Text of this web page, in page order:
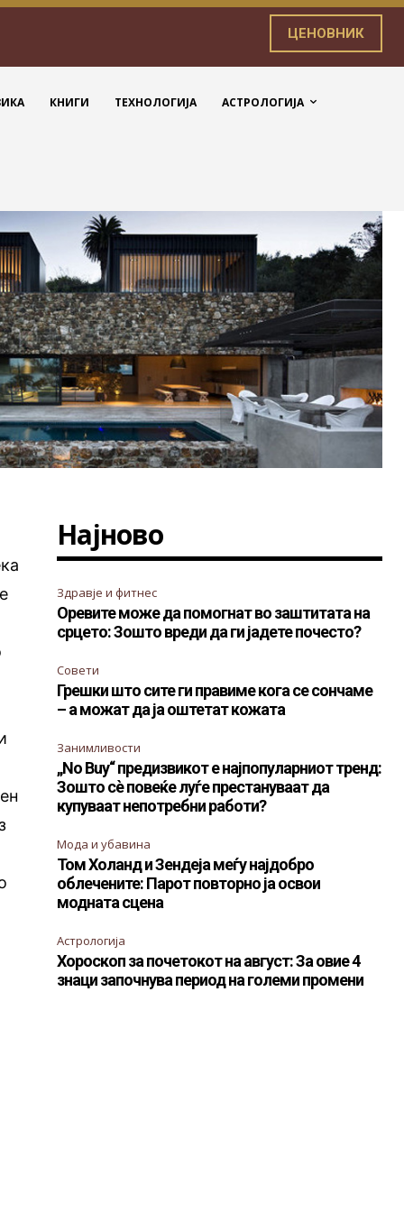
ЦЕНОВНИК
КНИГИ ТЕХНОЛОГИЈА АСТРОЛОГИЈА
Најново
Здравје и фитнес
Оревите може да помогнат во заштитата на
срцето: Зошто вреди да ги јадете почесто?
Совети
Грешки што сите ги правиме кога се сончаме
– а можат да ја оштетат кожата
Занимливости
„No Buy“ предизвикот е најпопуларниот тренд:
Зошто сè повеќе луѓе престануваат да
купуваат непотребни работи?
Мода и убавина
Том Холанд и Зендеја меѓу најдобро
облечените: Парот повторно ја освои
модната сцена
Астрологија
Хороскоп за почетокот на август: За овие 4
знаци започнува период на големи промени